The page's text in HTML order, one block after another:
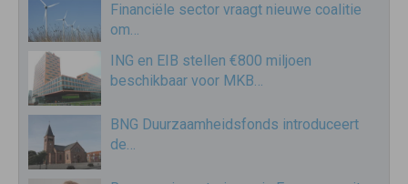
Financiële sector vraagt nieuwe coalitie
om…
ING en EIB stellen €800 miljoen
beschikbaar voor MKB…
BNG Duurzaamheidsfonds introduceert
de…